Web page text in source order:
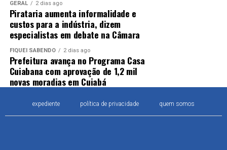
GERAL 2 dias ago
Pirataria aumenta informalidade e
custos para a indústria, dizem
especialistas em debate na Câmara
FIQUEI SABENDO 2 dias ago
Prefeitura avança no Programa Casa
Cuiabana com aprovação de 1,2 mil
novas moradias em Cuiabá
expediente política de privacidade quem somos